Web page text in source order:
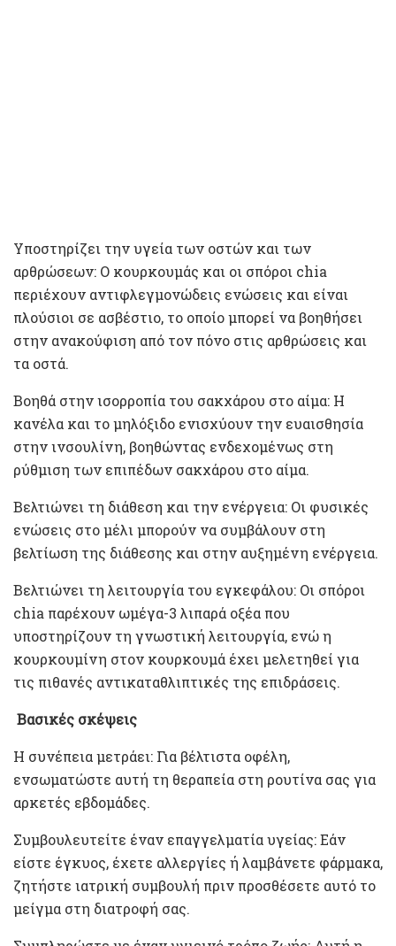
Υποστηρίζει την υγεία των οστών και των
αρθρώσεων: Ο κουρκουμάς και οι σπόροι chia
περιέχουν αντιφλεγμονώδεις ενώσεις και είναι
πλούσιοι σε ασβέστιο, το οποίο μπορεί να βοηθήσει
στην ανακούφιση από τον πόνο στις αρθρώσεις και
τα οστά.
Βοηθά στην ισορροπία του σακχάρου στο αίμα: Η
κανέλα και το μηλόξιδο ενισχύουν την ευαισθησία
στην ινσουλίνη, βοηθώντας ενδεχομένως στη
ρύθμιση των επιπέδων σακχάρου στο αίμα.
Βελτιώνει τη διάθεση και την ενέργεια: Οι φυσικές
ενώσεις στο μέλι μπορούν να συμβάλουν στη
βελτίωση της διάθεσης και στην αυξημένη ενέργεια.
Βελτιώνει τη λειτουργία του εγκεφάλου: Οι σπόροι
chia παρέχουν ωμέγα-3 λιπαρά οξέα που
υποστηρίζουν τη γνωστική λειτουργία, ενώ η
κουρκουμίνη στον κουρκουμά έχει μελετηθεί για
τις πιθανές αντικαταθλιπτικές της επιδράσεις.
Βασικές σκέψεις
Η συνέπεια μετράει: Για βέλτιστα οφέλη,
ενσωματώστε αυτή τη θεραπεία στη ρουτίνα σας για
αρκετές εβδομάδες.
Συμβουλευτείτε έναν επαγγελματία υγείας: Εάν
είστε έγκυος, έχετε αλλεργίες ή λαμβάνετε φάρμακα,
ζητήστε ιατρική συμβουλή πριν προσθέσετε αυτό το
μείγμα στη διατροφή σας.